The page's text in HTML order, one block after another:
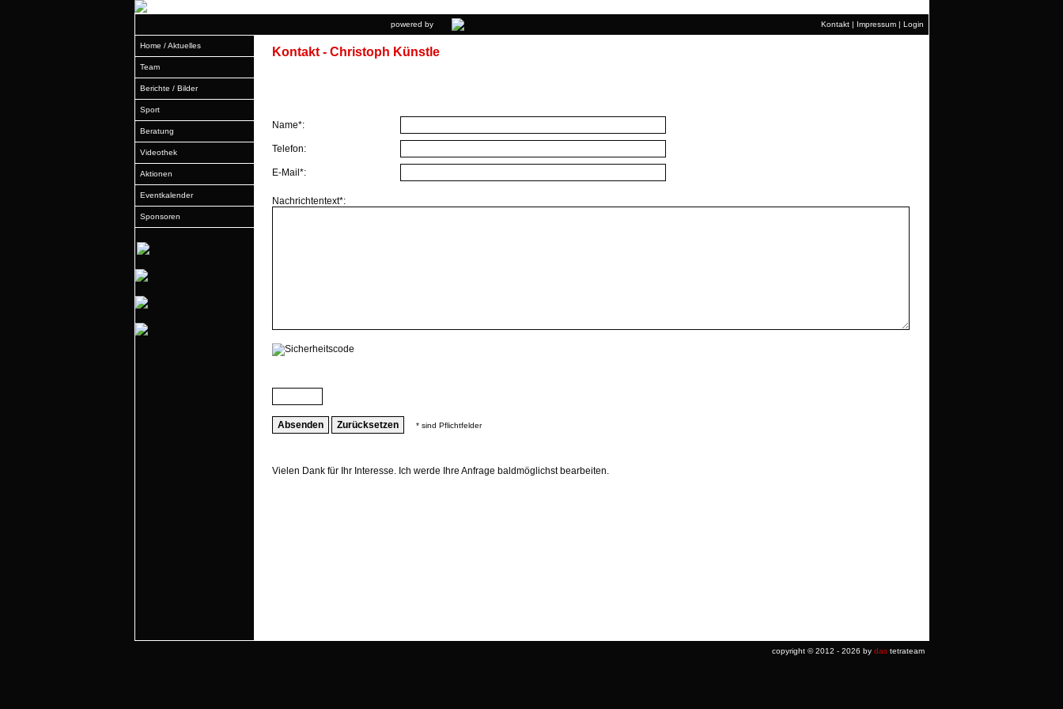
powered by Kontakt| Impressum| Login
Home / Aktuelles
Team
Berichte / Bilder
Sport
Beratung
Videothek
Aktionen
Eventkalender
Sponsoren
Kontakt - Christoph Künstle
Name*:
Telefon:
E-Mail*:
Nachrichtentext*:
* sind Pflichtfelder
Vielen Dank für Ihr Interesse. Ich werde Ihre Anfrage baldmöglichst bearbeiten.
copyright © 2012 - 2026 by dastetrateam